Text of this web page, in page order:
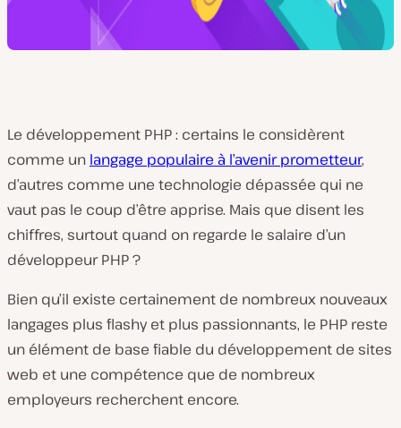
Le développement PHP : certains le considèrent
comme un langage populaire à l’avenir prometteur,
d’autres comme une technologie dépassée qui ne
vaut pas le coup d’être apprise. Mais que disent les
chiffres, surtout quand on regarde le salaire d’un
développeur PHP ?
Bien qu’il existe certainement de nombreux nouveaux
langages plus flashy et plus passionnants, le PHP reste
un élément de base fiable du développement de sites
web et une compétence que de nombreux
employeurs recherchent encore.